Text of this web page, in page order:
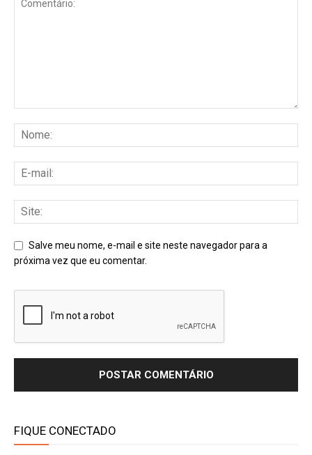
Salve meu nome, e-mail e site neste navegador para a
próxima vez que eu comentar.
FIQUE CONECTADO